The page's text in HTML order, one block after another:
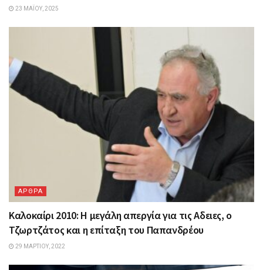
23 ΜΑΪ́ΟΥ, 2025
ΑΡΘΡΑ
Καλοκαίρι 2010: Η μεγάλη απεργία για τις Aδειες, ο
Τζωρτζάτος και η επίταξη του Παπανδρέου
29 ΜΑΡΤΊΟΥ, 2022